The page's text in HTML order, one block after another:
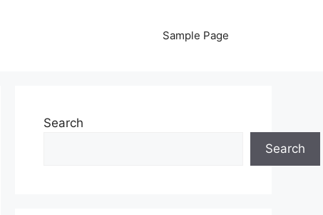
Sample Page
Search
Search